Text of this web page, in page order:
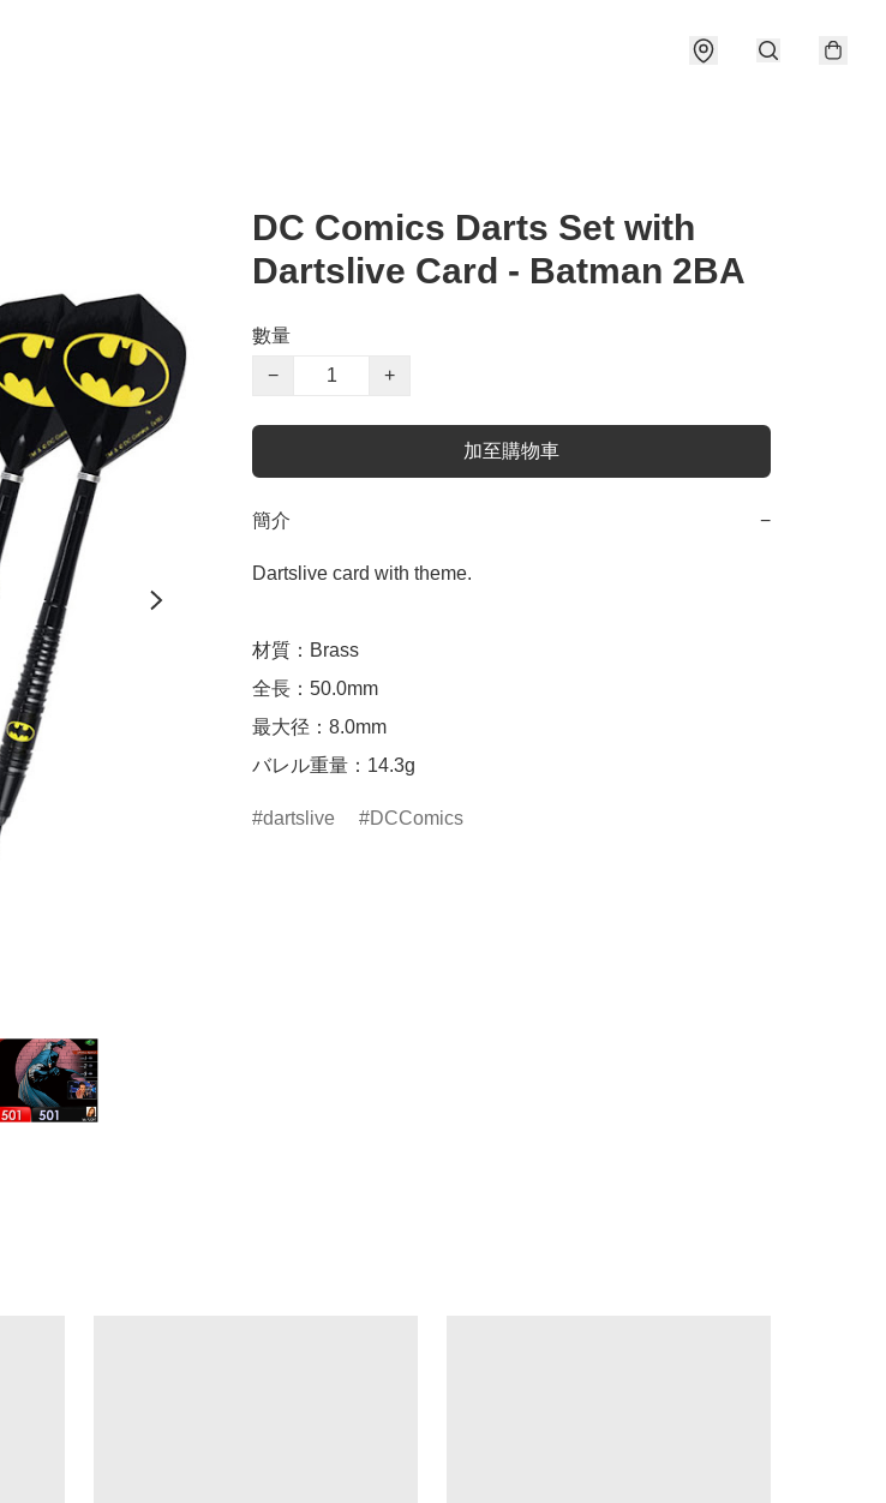
DC Comics Darts Set with
Dartslive Card - Batman 2BA
數量
−
+
加至購物車
簡介 −
Dartslive card with theme.
材質：Brass
全長：50.0mm
最大径：8.0mm
バレル重量：14.3g
dartslive DCComics